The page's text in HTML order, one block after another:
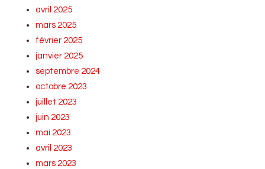
avril 2025
mars 2025
février 2025
janvier 2025
septembre 2024
octobre 2023
juillet 2023
juin 2023
mai 2023
avril 2023
mars 2023